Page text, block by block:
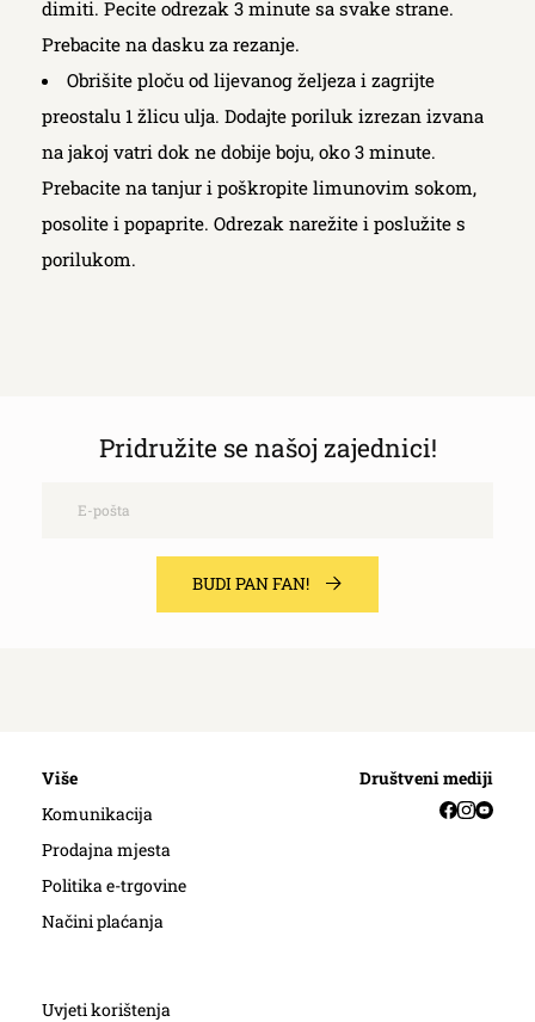
dimiti. Pecite odrezak 3 minute sa svake strane.
Prebacite na dasku za rezanje.
Obrišite ploču od lijevanog željeza i zagrijte
preostalu 1 žlicu ulja. Dodajte poriluk izrezan izvana
na jakoj vatri dok ne dobije boju, oko 3 minute.
Prebacite na tanjur i poškropite limunovim sokom,
posolite i popaprite. Odrezak narežite i poslužite s
porilukom.
Pridružite se našoj zajednici!
BUDI PAN FAN!
Više
Komunikacija
Prodajna mjesta
Politika e-trgovine
Načini plaćanja
Uvjeti korištenja
Društveni mediji
Facebook